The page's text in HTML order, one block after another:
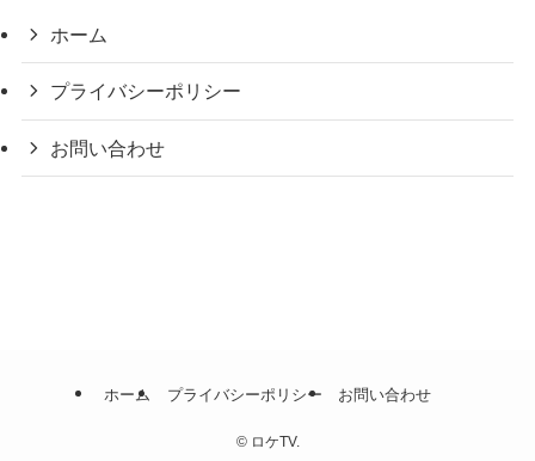
ホーム
プライバシーポリシー
お問い合わせ
ホーム プライバシーポリシー お問い合わせ
©ロケTV.